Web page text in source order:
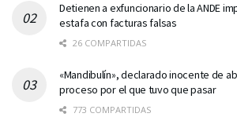
Detienen a exfuncionario de la ANDE
estafa con facturas falsas
26 COMPARTIDAS
«Mandibulín», declarado inocente de
proceso por el que tuvo que pasar
773 COMPARTIDAS